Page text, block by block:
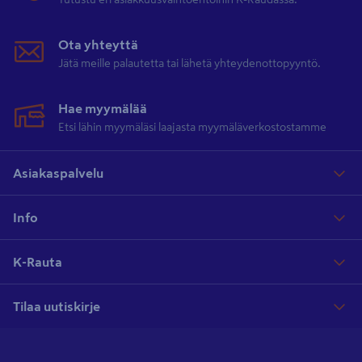
Polkupyöräkoukut koukut verkosta ja myymälästä
tarkempiin tuotetietoihin tuotekorteilla ja tilaa kestävät koukut
Ota yhteyttä
Jätä meille palautetta tai lähetä yhteydenottopyyntö.
Hae myymälää
Etsi lähin myymäläsi laajasta myymäläverkostostamme
Asiakaspalvelu
Info
K-Rauta
Tilaa uutiskirje